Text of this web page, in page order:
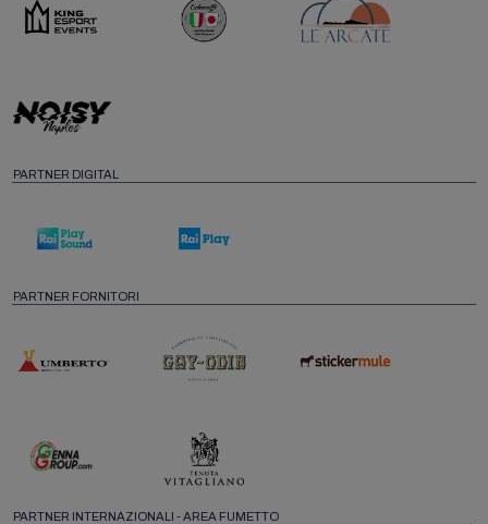
PARTNER DIGITAL
PARTNER FORNITORI
PARTNER INTERNAZIONALI - AREA FUMETTO